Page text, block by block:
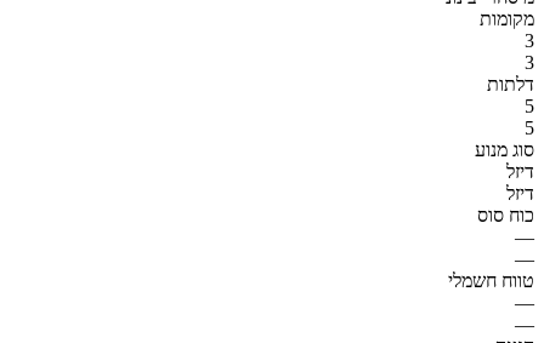
מקומות
3
3
דלתות
5
5
סוג מנוע
דיזל
דיזל
כוח סוס
—
—
טווח חשמלי
—
—